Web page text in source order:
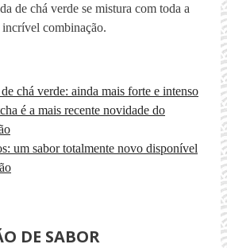
de chá verde se mistura com toda a
combinação.
chá verde: ainda mais forte e intenso
é a mais recente novidade do
um sabor totalmente novo disponível
DE SABOR